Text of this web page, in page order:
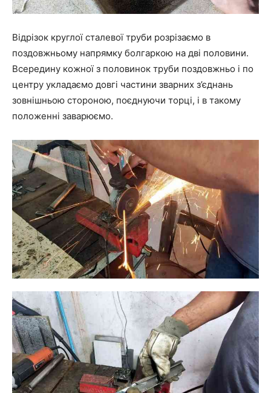
Відрізок круглої сталевої труби розрізаємо в
поздовжньому напрямку болгаркою на дві половини.
Всередину кожної з половинок труби поздовжньо і по
центру укладаємо довгі частини зварних з’єднань
зовнішньою стороною, поєднуючи торці, і в такому
положенні заварюємо.